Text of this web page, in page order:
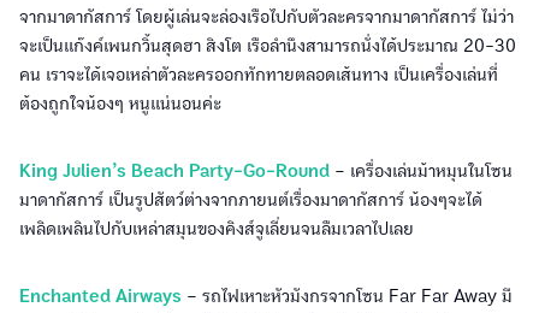
จากมาดากัสการ์ โดยผู้เล่นจะล่องเรือไปกับตัวละครจากมาดากัสการ์ ไม่ว่า
จะเป็นแก๊งค์เพนกวิ้นสุดฮา สิงโต เรือลำนึงสามารถนั่งได้ประมาณ 20-30
คน เราจะได้เจอเหล่าตัวละครออกทักทายตลอดเส้นทาง เป็นเครื่องเล่นที่
ต้องถูกใจน้องๆ หนูแน่นอนค่ะ
King Julien’s Beach Party-Go-Round – เครื่องเล่นม้าหมุนในโซน
มาดากัสการ์ เป็นรูปสัตว์ต่างจากภายนต์เรื่องมาดากัสการ์ น้องๆจะได้
เพลิดเพลินไปกับเหล่าสมุนของคิงส์จูเลี่ยนจนลืมเวลาไปเลย
Enchanted Airways – รถไฟเหาะหัวมังกรจากโซน Far Far Away มี